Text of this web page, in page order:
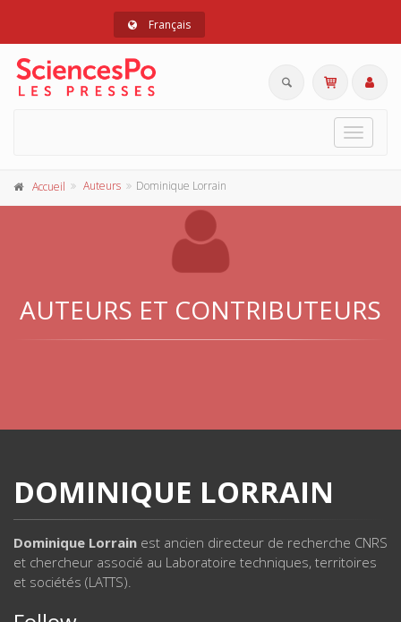
Français
Toggle
Accueil Auteurs Dominique Lorrain
AUTEURS ET CONTRIBUTEURS
DOMINIQUE LORRAIN
Dominique Lorrain est ancien directeur de recherche CNRS
et chercheur associé au Laboratoire techniques, territoires
et sociétés (LATTS).